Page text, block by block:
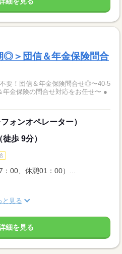
◎＞団信＆年金保険問合
要！団信＆年金保険問合せ◎〜40-5
金保険の問合せ対応をお任せ〜 ●
ォンオペレーター）
歩 9分）
00、休憩01：00）...
と見る
細を見る